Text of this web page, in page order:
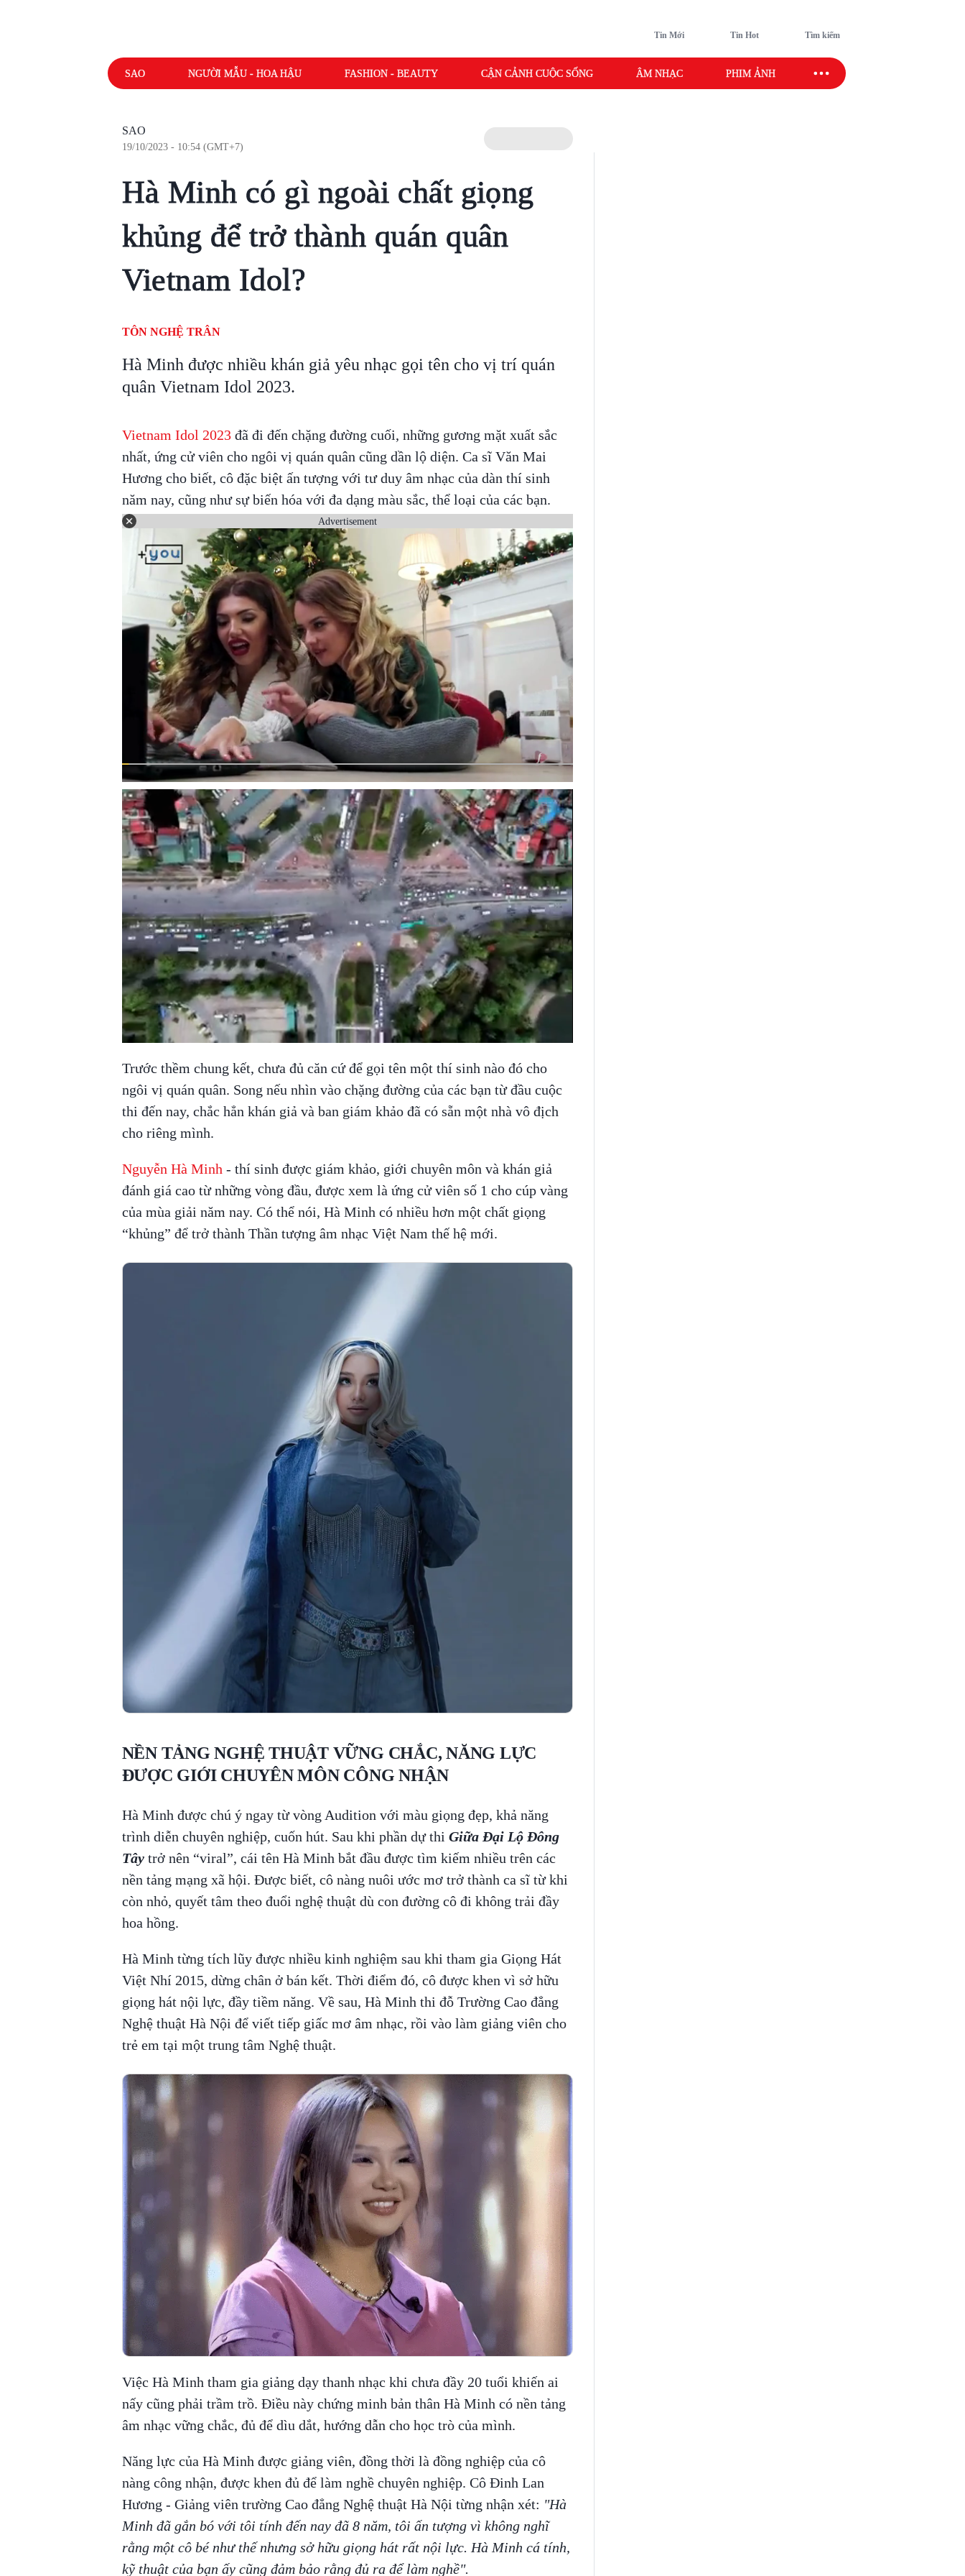
Tin Mới Tin Hot Tìm kiếm
SAO NGƯỜI MẪU - HOA HẬU FASHION - BEAUTY CẬN CẢNH CUỘC SỐNG ÂM NHẠC PHIM ẢNH SAO SPORT
SAO
19/10/2023 - 10:54 (GMT+7)
Hà Minh có gì ngoài chất giọng
khủng để trở thành quán quân
Vietnam Idol?
TÔN NGHỆ TRÂN
Hà Minh được nhiều khán giả yêu nhạc gọi tên cho vị trí quán
quân Vietnam Idol 2023.
Vietnam Idol 2023đã đi đến chặng đường cuối, những gương mặt xuất sắc
nhất, ứng cử viên cho ngôi vị quán quân cũng dần lộ diện. Ca sĩ Văn Mai
Hương cho biết, cô đặc biệt ấn tượng với tư duy âm nhạc của dàn thí sinh
năm nay, cũng như sự biến hóa với đa dạng màu sắc, thể loại của các bạn.
Advertisement
Trước thềm chung kết, chưa đủ căn cứ để gọi tên một thí sinh nào đó cho
ngôi vị quán quân. Song nếu nhìn vào chặng đường của các bạn từ đầu cuộc
thi đến nay, chắc hẳn khán giả và ban giám khảo đã có sẵn một nhà vô địch
cho riêng mình.
Nguyễn Hà Minh - thí sinh được giám khảo, giới chuyên môn và khán giả
đánh giá cao từ những vòng đầu, được xem là ứng cử viên số 1 cho cúp vàng
của mùa giải năm nay. Có thể nói, Hà Minh có nhiều hơn một chất giọng
“khủng” để trở thành Thần tượng âm nhạc Việt Nam thế hệ mới.
NỀN TẢNG NGHỆ THUẬT VỮNG CHẮC, NĂNG LỰC
ĐƯỢC GIỚI CHUYÊN MÔN CÔNG NHẬN
Hà Minh được chú ý ngay từ vòng Audition với màu giọng đẹp, khả năng
trình diễn chuyên nghiệp, cuốn hút. Sau khi phần dự thi Giữa Đại Lộ Đông
Tâytrở nên “viral”, cái tên Hà Minh bắt đầu được tìm kiếm nhiều trên các
nền tảng mạng xã hội. Được biết, cô nàng nuôi ước mơ trở thành ca sĩ từ khi
còn nhỏ, quyết tâm theo đuổi nghệ thuật dù con đường cô đi không trải đầy
hoa hồng.
Hà Minh từng tích lũy được nhiều kinh nghiệm sau khi tham gia Giọng Hát
Việt Nhí 2015, dừng chân ở bán kết. Thời điểm đó, cô được khen vì sở hữu
giọng hát nội lực, đầy tiềm năng. Về sau, Hà Minh thi đỗ Trường Cao đẳng
Nghệ thuật Hà Nội để viết tiếp giấc mơ âm nhạc, rồi vào làm giảng viên cho
trẻ em tại một trung tâm Nghệ thuật.
Việc Hà Minh tham gia giảng dạy thanh nhạc khi chưa đầy 20 tuổi khiến ai
nấy cũng phải trầm trồ. Điều này chứng minh bản thân Hà Minh có nền tảng
âm nhạc vững chắc, đủ để dìu dắt, hướng dẫn cho học trò của mình.
Năng lực của Hà Minh được giảng viên, đồng thời là đồng nghiệp của cô
nàng công nhận, được khen đủ để làm nghề chuyên nghiệp. Cô Đinh Lan
Hương - Giảng viên trường Cao đẳng Nghệ thuật Hà Nội từng nhận xét: "Hà
Minh đã gắn bó với tôi tính đến nay đã 8 năm, tôi ấn tượng vì không nghĩ
rằng một cô bé như thế nhưng sở hữu giọng hát rất nội lực. Hà Minh cá tính,
kỹ thuật của bạn ấy cũng đảm bảo rằng đủ ra để làm nghề".